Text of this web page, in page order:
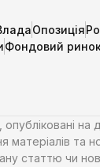
Опозиція
Фондовий
опубліковані
матеріалів та
статтю чи